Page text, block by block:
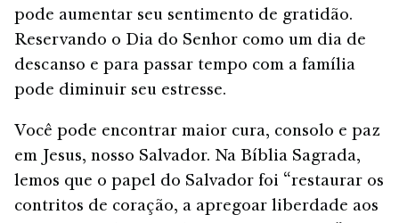
pode aumentar seu sentimento de gratidão.
Reservando o Dia do Senhor como um dia de
descanso e para passar tempo com a família
pode diminuir seu estresse.
Você pode encontrar maior cura, consolo e paz
em Jesus, nosso Salvador. Na Bíblia Sagrada,
lemos que o papel do Salvador foi “restaurar os
contritos de coração, a apregoar liberdade aos